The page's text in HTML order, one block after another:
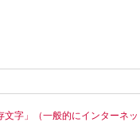
文字」（一般的にインターネ